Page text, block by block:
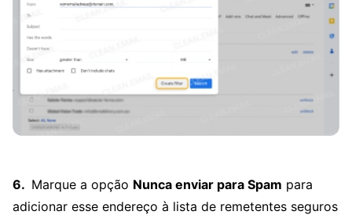
Marque a opção Nunca enviar para Spam para
adicionar esse endereço à lista de remetentes seguros